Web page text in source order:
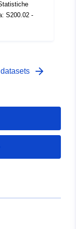
S200.02 -
arrow_forward